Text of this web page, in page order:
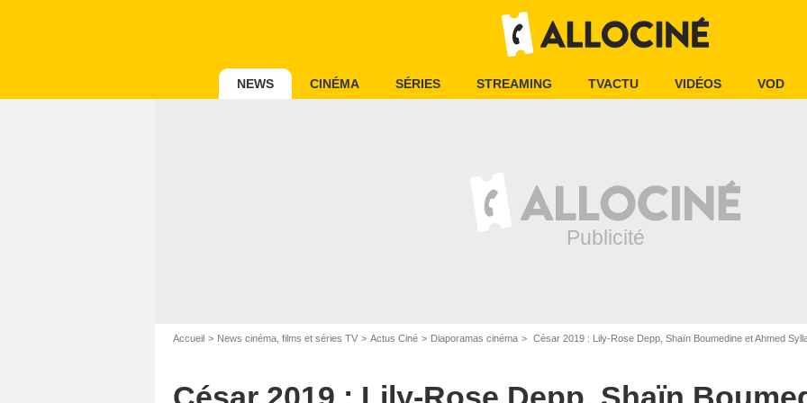
NEWS CINÉMA SÉRIES STREAMING TVACTU VIDÉOS VOD
Accueil News cinéma, films et séries TV Actus Ciné Diaporamas cinéma César 2019 : Lily-Rose Depp, Shaïn Boumedine et Ahmed